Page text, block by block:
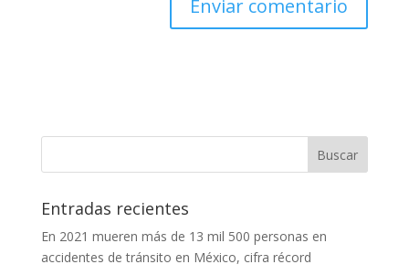
Entradas recientes
En 2021 mueren más de 13 mil 500 personas en
accidentes de tránsito en México, cifra récord